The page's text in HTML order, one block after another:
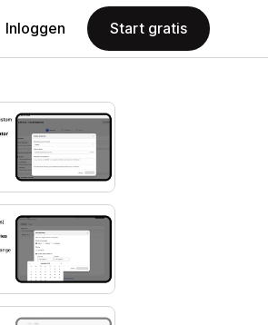
Inloggen Start gratis